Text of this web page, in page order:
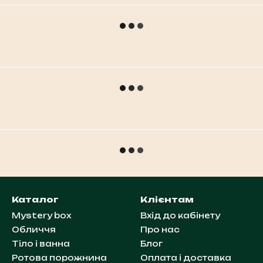
Каталог
Mystery box
Обличчя
Тіло і ванна
Ротова порожнина
Клієнтам
Вхід до кабінету
Про нас
Блог
Оплата і доставка